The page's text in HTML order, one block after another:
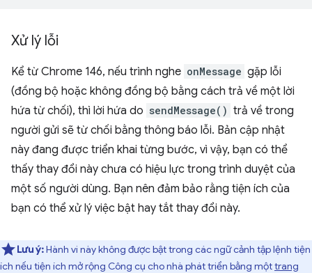
Xử lý lỗi
Kể từ Chrome 146, nếu trình nghe onMessage gặp lỗi
(đồng bộ hoặc không đồng bộ bằng cách trả về một lời
hứa từ chối), thì lời hứa do sendMessage() trả về trong
người gửi sẽ từ chối bằng thông báo lỗi. Bản cập nhật
này đang được triển khai từng bước, vì vậy, bạn có thể
thấy thay đổi này chưa có hiệu lực trong trình duyệt của
một số người dùng. Bạn nên đảm bảo rằng tiện ích của
bạn có thể xử lý việc bật hay tắt thay đổi này.
Lưu ý:Hành vi này không được bật trong các ngữ cảnh tập lệnh tiện
ích nếu tiện ích mở rộng Công cụ cho nhà phát triển bằng mộttrang